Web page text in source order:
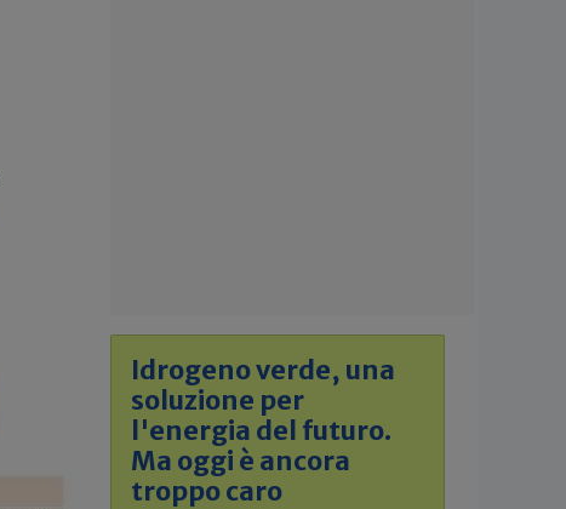
Idrogeno verde, una
soluzione per
l'energia del futuro.
Ma oggi è ancora
troppo caro